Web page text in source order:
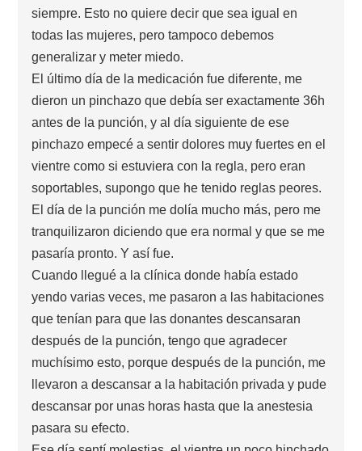
siempre. Esto no quiere decir que sea igual en
todas las mujeres, pero tampoco debemos
generalizar y meter miedo.
El último día de la medicación fue diferente, me
dieron un pinchazo que debía ser exactamente 36h
antes de la punción, y al día siguiente de ese
pinchazo empecé a sentir dolores muy fuertes en el
vientre como si estuviera con la regla, pero eran
soportables, supongo que he tenido reglas peores.
El día de la punción me dolía mucho más, pero me
tranquilizaron diciendo que era normal y que se me
pasaría pronto. Y así fue.
Cuando llegué a la clínica donde había estado
yendo varias veces, me pasaron a las habitaciones
que tenían para que las donantes descansaran
después de la punción, tengo que agradecer
muchísimo esto, porque después de la punción, me
llevaron a descansar a la habitación privada y pude
descansar por unas horas hasta que la anestesia
pasara su efecto.